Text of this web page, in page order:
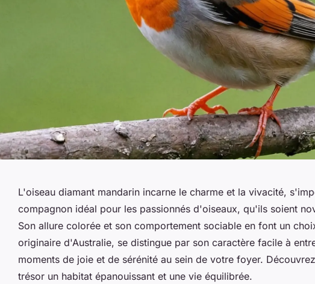
L'oiseau diamant mandarin incarne le charme et la vivacité,
compagnon idéal pour les passionnés d'oiseaux, qu'ils soient
Son allure colorée et son comportement sociable en font un
originaire d'Australie, se distingue par son caractère facile à
moments de joie et de sérénité au sein de votre foyer.
trésor un habitat épanouissant et une vie équilibrée.